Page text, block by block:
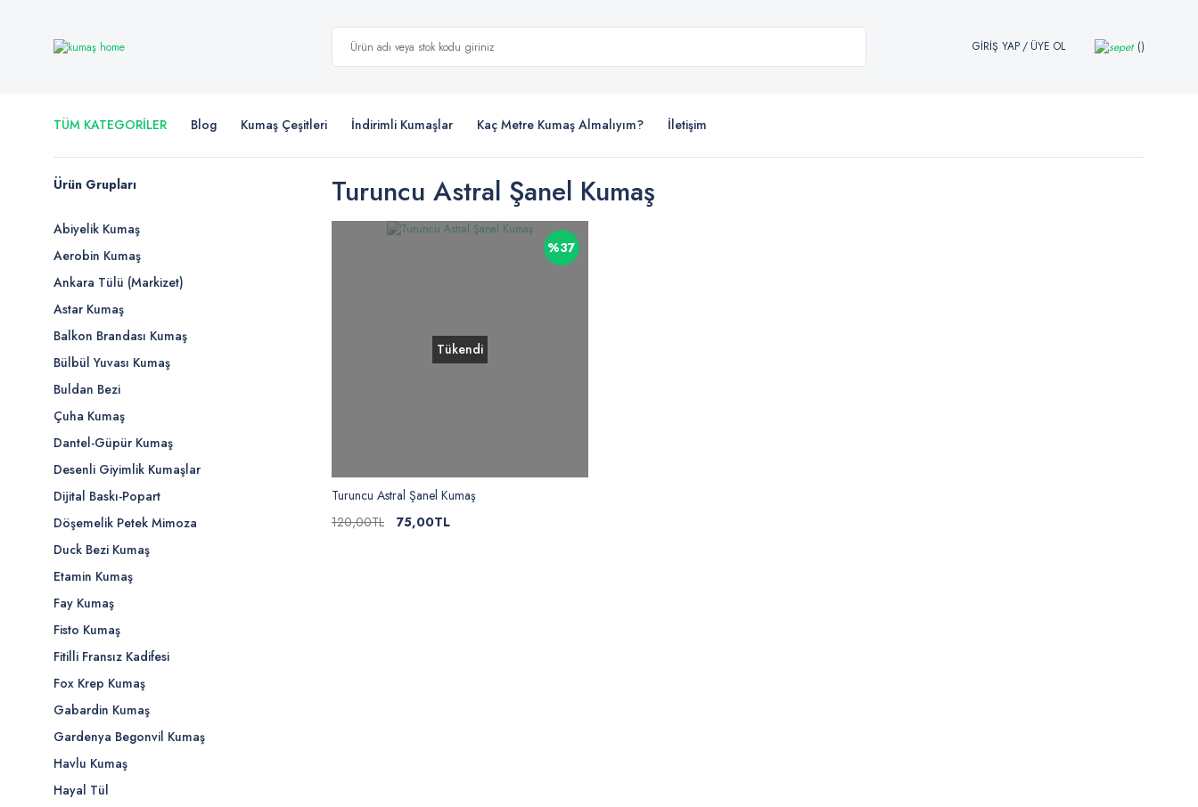
GİRİŞ YAP/ ÜYE OL
TÜM KATEGORİLER Blog Kumaş Çeşitleri İndirimli Kumaşlar Kaç Metre Kumaş Almalıyım? İletişim
Ürün Grupları
Abiyelik Kumaş
Aerobin Kumaş
Ankara Tülü (Markizet)
Astar Kumaş
Balkon Brandası Kumaş
Bülbül Yuvası Kumaş
Buldan Bezi
Çuha Kumaş
Dantel-Güpür Kumaş
Desenli Giyimlik Kumaşlar
Dijital Baskı-Popart
Döşemelik Petek Mimoza
Duck Bezi Kumaş
Etamin Kumaş
Fay Kumaş
Fisto Kumaş
Fitilli Fransız Kadifesi
Fox Krep Kumaş
Gabardin Kumaş
Gardenya Begonvil Kumaş
Havlu Kumaş
Hayal Tül
Turuncu Astral Şanel Kumaş
%37
Tükendi
Turuncu Astral Şanel Kumaş
120,00TL
75,00TL